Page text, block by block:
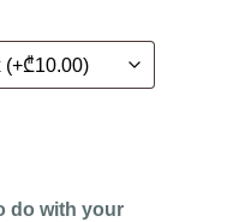
do with your